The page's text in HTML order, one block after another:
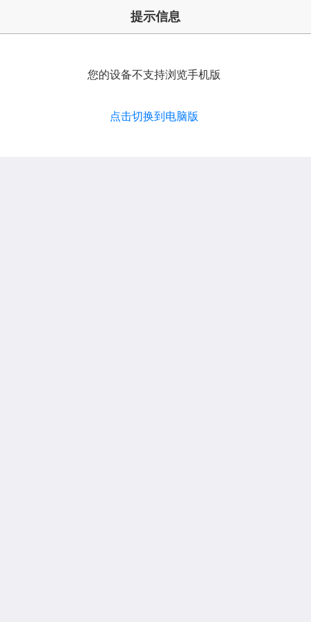
提示信息
您的设备不支持浏览手机版
点击切换到电脑版